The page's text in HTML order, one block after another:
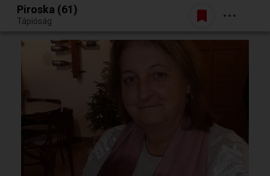
Egy jó randiból bármi lehet.
Belépés
Piroska (61)
Tápióság